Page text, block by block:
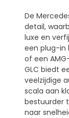
De
detail,
luxe en
een plug-in
of een
GLC biedt
veelzijdige
scala aan
bestuurder
naar